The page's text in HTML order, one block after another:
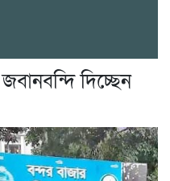
দিচ্ছেন